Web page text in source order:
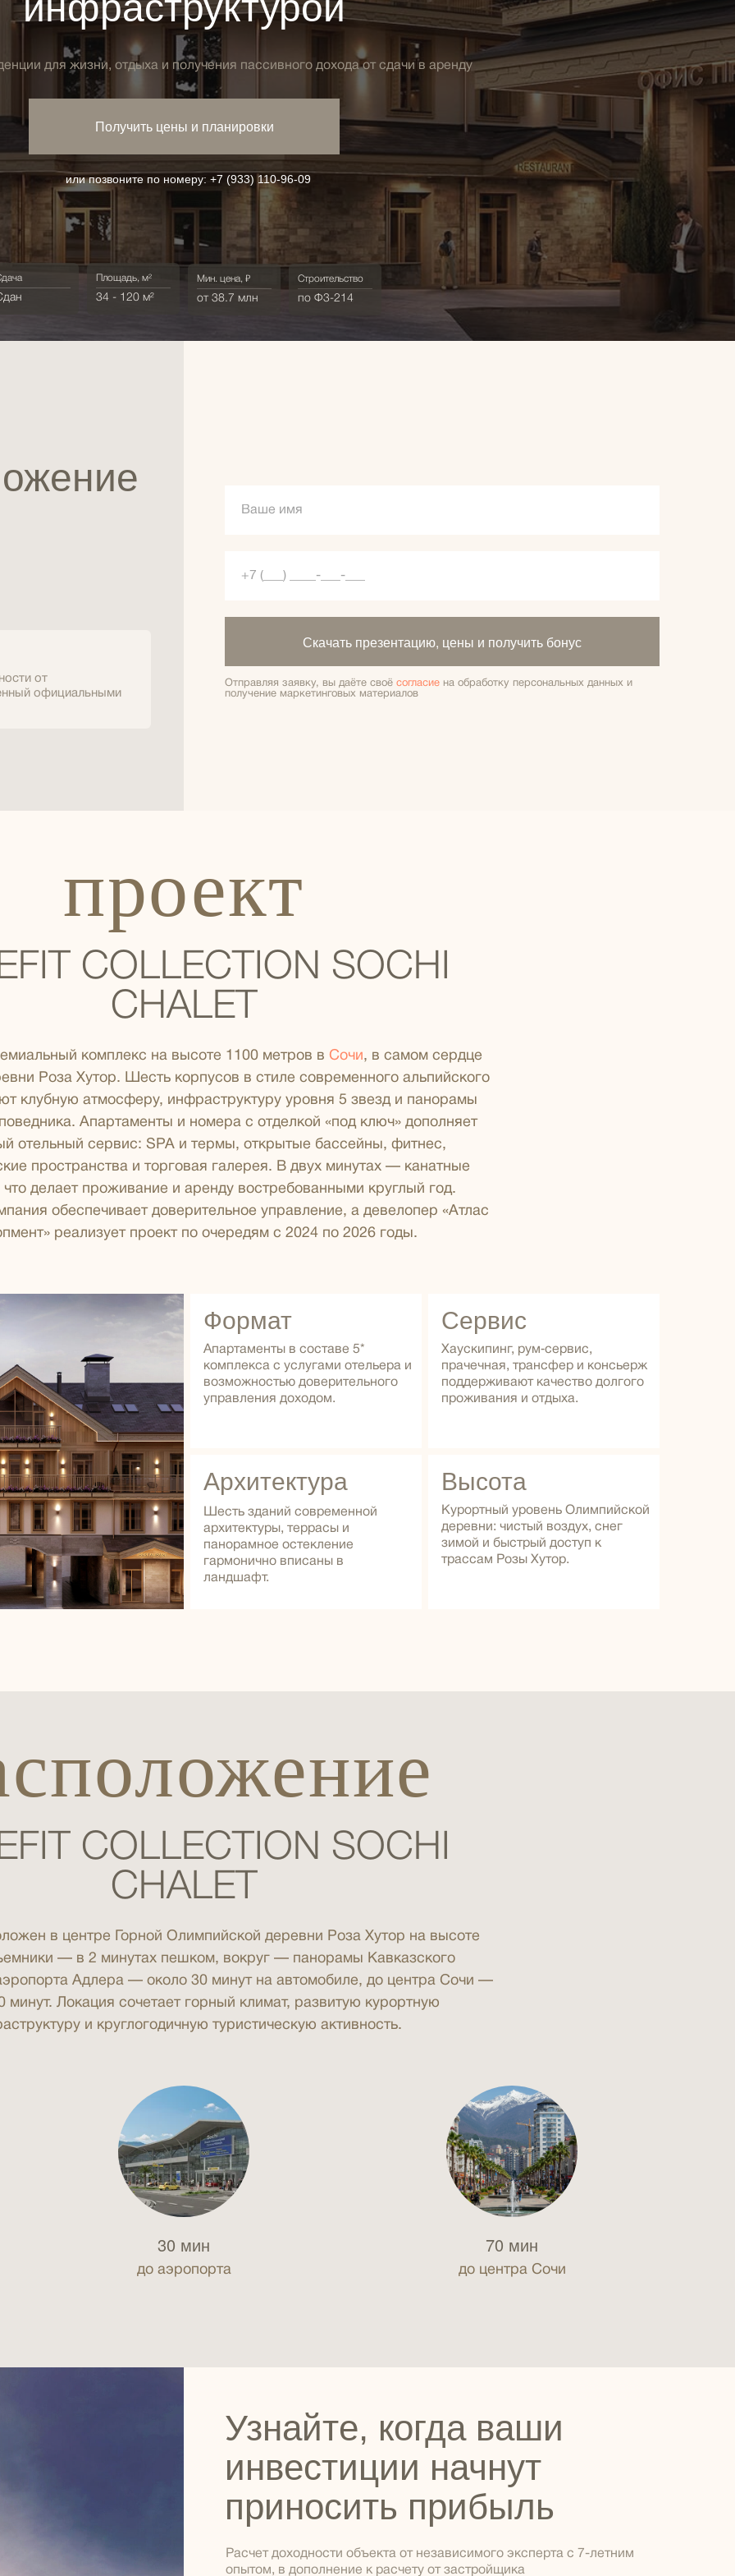
Получить цены и планировки
или позвоните по номеру: +7 (933) 110-96-09
по Ф3-214
Строительство
от 38.7 млн
Мин. цена, ₽
34 - 120 м²
Площадь, м²
для жизни, отдыха и получения пассивного дохода от сдачи в аренду
Скачать презентацию, цены и получить бонус
Отправляя заявку, вы даёте своё согласие на обработку персональных данных и
получение маркетинговых материалов
от
официальными
проект
COLLECTION SOCHI
CHALET
комплекс на высоте 1100 метров в Сочи, в самом сердце
Роза Хутор. Шесть корпусов в стиле современного альпийского
клубную атмосферу, инфраструктуру уровня 5 звезд и панорамы
Апартаменты и номера с отделкой «под ключ» дополняет
отельный сервис: SPA и термы, открытые бассейны, фитнес,
пространства и торговая галерея. В двух минутах — канатные
делает проживание и аренду востребованными круглый год.
обеспечивает доверительное управление, а девелопер «Атлас
реализует проект по очередям с 2024 по 2026 годы.
Высота
Курортный уровень Олимпийской
деревни: чистый воздух, снег
зимой и быстрый доступ к
трассам Розы Хутор.
Архитектура
Шесть зданий современной
архитектуры, террасы и
панорамное остекление
гармонично вписаны в
ландшафт.
Сервис
Хаускипинг, рум‑сервис,
прачечная, трансфер и консьерж
поддерживают качество долгого
проживания и отдыха.
Формат
Апартаменты в составе 5*
комплекса с услугами отельера и
возможностью доверительного
управления доходом.
COLLECTION SOCHI
CHALET
в центре Горной Олимпийской деревни Роза Хутор на высоте
— в 2 минутах пешком, вокруг — панорамы Кавказского
Адлера — около 30 минут на автомобиле, до центра Сочи —
минут. Локация сочетает горный климат, развитую курортную
и круглогодичную туристическую активность.
30 мин
до аэропорта
70 мин
до центра Сочи
Расчет доходности объекта от независимого эксперта с 7-летним
опытом, в дополнение к расчету от застройщика
Узнайте, когда ваши
инвестиции начнут
приносить прибыль